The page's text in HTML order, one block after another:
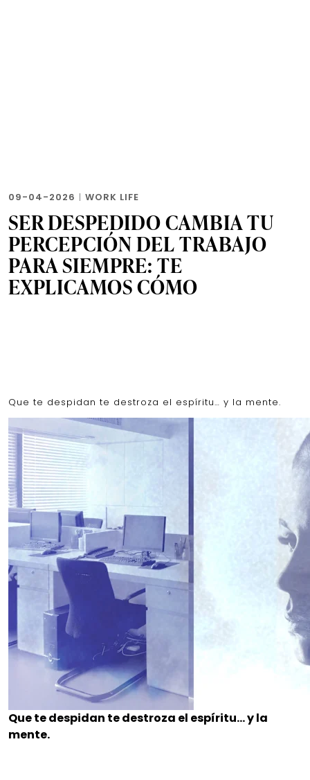
09-04-2026 | WORK LIFE
SER DESPEDIDO CAMBIA TU
PERCEPCIÓN DEL TRABAJO
PARA SIEMPRE: TE
EXPLICAMOS CÓMO
Que te despidan te destroza el espíritu… y la mente.
Que te despidan te destroza el espíritu… y la
mente.